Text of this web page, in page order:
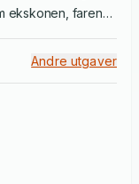
ekskonen, faren
seg raskt at
Andre utgaver